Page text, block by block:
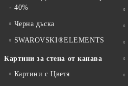
- 40%
Черна дъска
SWAROVSKI®ELEMENTS
Картини за стена от канава
Картини с Цветя